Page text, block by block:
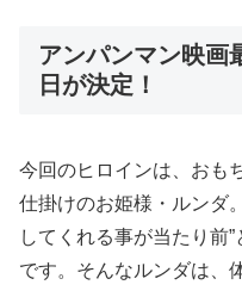
アンパンマン映画
日が決定！
今回のヒロインは、おも
仕掛けのお姫様・ルンダ
してくれる事が当たり前
です。そんなルンダは、